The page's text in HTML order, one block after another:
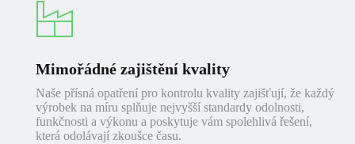
Mimořádné zajištění kvality
Naše přísná opatření pro kontrolu kvality zajišťují, že každý
výrobek na míru splňuje nejvyšší standardy odolnosti,
funkčnosti a výkonu a poskytuje vám spolehlivá řešení,
která odolávají zkoušce času.